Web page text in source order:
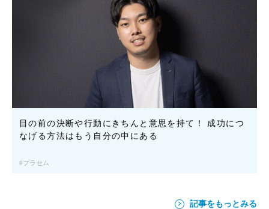
目の前の決断や行動にきちんと意思を持て！ 成功につ
なげる方法はもう自分の中にある
プラセム
記事をもっとみる